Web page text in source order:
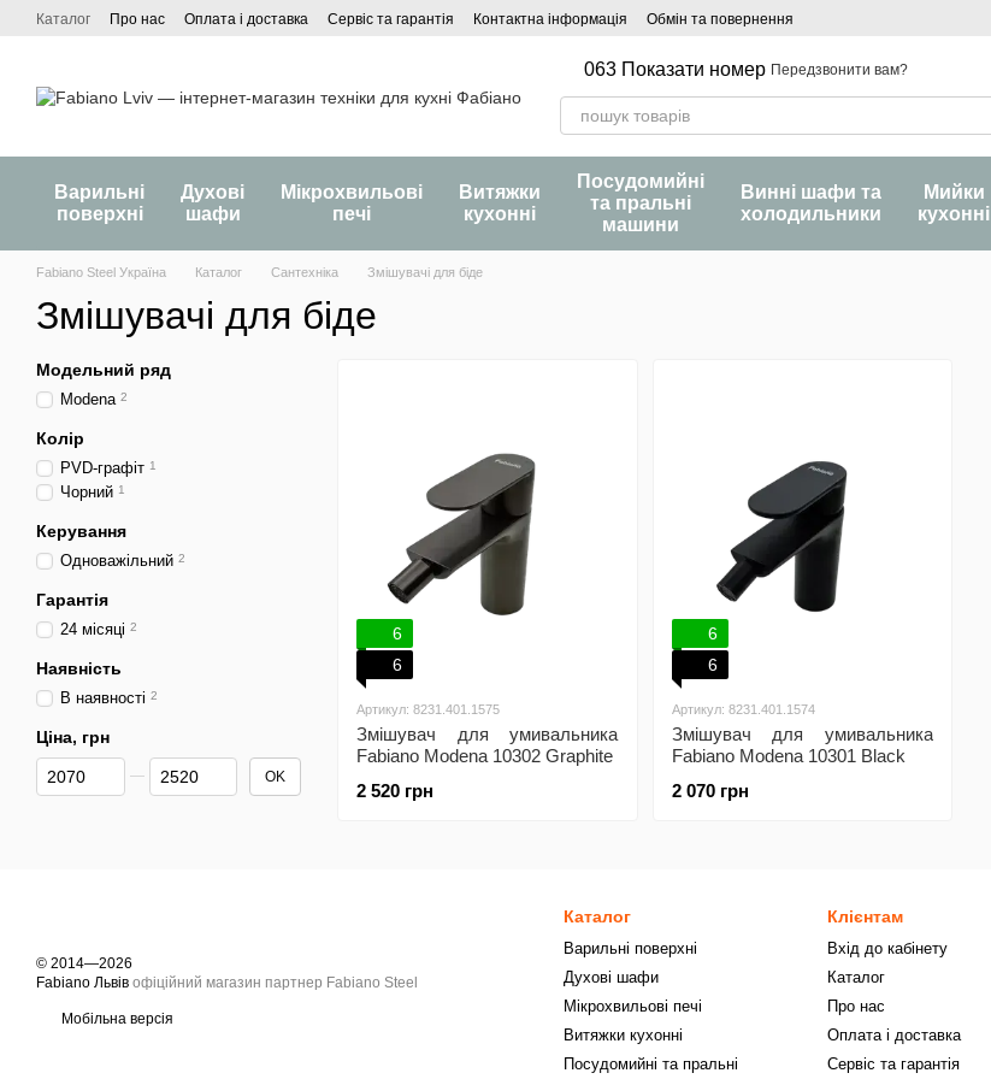
Перейти до основного контенту
Каталог Про нас Оплата і доставка Сервіс та гарантія Контактна інформація Обмін та повернення
063 Показати номер Передзвонити вам?
Варильні
поверхні
Духові
шафи
Мікрохвильові
печі
Витяжки
кухонні
Посудомийні
та пральні
машини
Винні шафи та
холодильники
Мийки
кухонні
Fabiano Steel Україна Каталог Сантехніка Змішувачі для біде
Змішувачі для біде
6
6
Артикул: 8231.401.1575
Змішувач для умивальника
Fabiano Modena 10302 Graphite
2 520 грн
6
6
Артикул: 8231.401.1574
Змішувач для умивальника
Fabiano Modena 10301 Black
2 070 грн
Модельний ряд
Modena 2
Колір
PVD-графіт 1
Чорний 1
Керування
Одноважільний 2
Гарантія
24 місяці 2
Наявність
В наявності 2
Ціна, грн
Від Ціна, грн
До Ціна, грн OK
© 2014—2026
Fabiano Львів офіційний магазин партнер Fabiano Steel
Мобільна версія
Каталог
Варильні поверхні
Духові шафи
Мікрохвильові печі
Витяжки кухонні
Посудомийні та пральні
Клієнтам
Вхід до кабінету
Каталог
Про нас
Оплата і доставка
Сервіс та гарантія